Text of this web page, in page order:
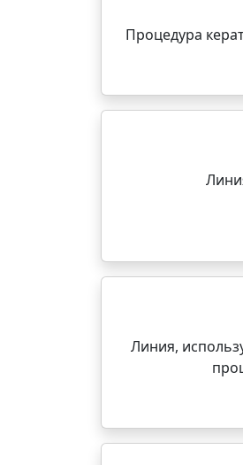
Процедура
Линия,